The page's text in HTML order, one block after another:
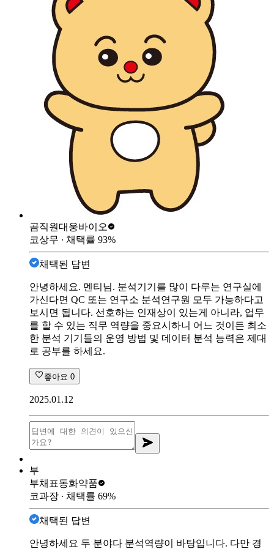
곰직원대웅바이오
코상무 ∙ 채택률 93%
채택된 답변
안녕하세요. 멘티님. 분석기기를 많이 다루는 연구실에
가신다면 QC 또는 연구소 분석연구원 모두 가능하다고
보시면 됩니다. 선호하는 인재상이 있는게 아니라, 업무
를 할 수 있는 직무 역량을 중요시하니 어느 것이든 최소
한 분석 기기들의 운영 방법 및 데이터 분석 능력은 제대
로 공부를 하세요.
좋아요 0
2025.01.12
부
부채표동화약품
코과장 ∙ 채택률 69%
채택된 답변
안녕하세요 두 분야다 분석역량이 바탕입니다. 다만 경